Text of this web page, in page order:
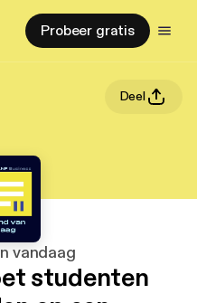
Probeer gratis
Deel
vandaag
studenten